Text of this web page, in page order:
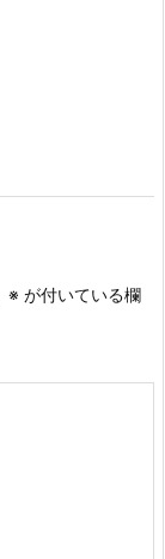
※ が付いている欄